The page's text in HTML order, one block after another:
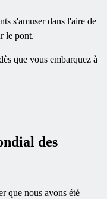
s'amuser dans l'aire de
le pont.
que vous embarquez à
des
que nous avons été